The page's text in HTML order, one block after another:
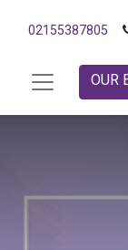
02155387805
OUR